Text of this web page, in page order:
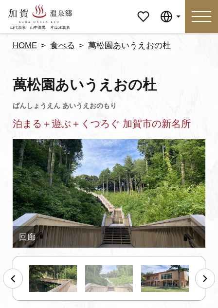
ージ
特集 おすすめの過ごし方
見どころ 食べる
おみやげ イベント
泊まる アクセス
マイページ
初めての加賀温泉郷
加賀に泊まって！北陸巡り♪
ご当地グルメ
HOME 食べる 萬松園あいうえおの杜
萬松園あいうえおの杜
泊まる＋遊ぶ＋くつろぐ 加賀市の新名所